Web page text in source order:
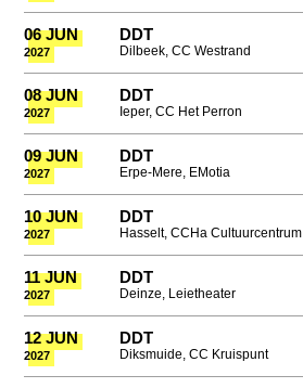
06 JUN
2027
DDT
Dilbeek, CC Westrand
08 JUN
2027
DDT
Ieper, CC Het Perron
09 JUN
2027
DDT
Erpe-Mere, EMotia
10 JUN
2027
DDT
Hasselt, CCHa Cultuurcentrum
11 JUN
2027
DDT
Deinze, Leietheater
12 JUN
2027
DDT
Diksmuide, CC Kruispunt